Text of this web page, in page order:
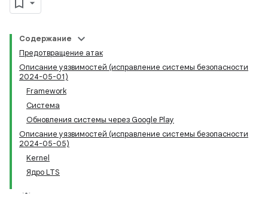
Содержание
Предотвращение атак
Описание уязвимостей (исправление системы безопасности
2024-05-01)
Framework
Система
Обновления системы через Google Play
Описание уязвимостей (исправление системы безопасности
2024-05-05)
Kernel
Ядро LTS